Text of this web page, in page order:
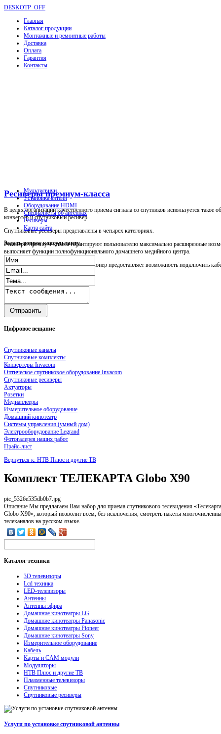
DESKOTP_OFF
Главная
Каталог продукции
Монтажные и ремонтные работы
Доставка
Оплата
Гарантия
Контакты
Ресиверы премиум-класса
В целях организации качественного приема сигнала со спутников используется такое
конвертер и спутниковый ресивер.
Спутниковые ресиверы представлены в четырех категориях.
Ресиверы премиум-класса гарантируют пользователю максимально расширенные
выполняет функции полнофункционального домашнего медийного центра.
Прежде всего, следует сказать, что тюнер предоставляет возможность подключить
Мультисвичи
Установка антенн
Оборудование HDMI
Специалисты об антеннах
Ресиверы
Карта сайта
Задатьвопрос консультанту
Цифровое вещание
Спутниковые каналы
Спутниковые комплекты
Конвертеры Invacom
Оптическое спутниковое оборудование Invacom
Спутниковые ресиверы
Актуаторы
Розетки
Медиаплееры
Измерительное оборудование
Домашний кинотеатр
Системы управления (умный дом)
Электрооборудование Legrand
Фотогалерея наших работ
Прайс-лист
Вернуться к: НТВ Плюс и другие ТВ
Комплект ТЕЛЕКАРТА Globo X90
pic_5326e535db0b7.jpg
Описание Мы предлагаем Вам набор для приема спутникового телевидения «Телекарта
Globo X90», который позволит всем, без исключения, смотреть пакеты
телеканалов на русском языке.
Каталогтехники
3D телевизоры
Lcd техника
LED-телевизоры
Антенны
Антенны эфира
Домашние кинотеатры LG
Домашние кинотеатры Panasonic
Домашние кинотеатры Pioneer
Домашние кинотеатры Sony
Измерительное оборудование
Кабель
Карты и CAM модули
Модуляторы
НТВ Плюс и другие ТВ
Плазменные телевизоры
Спутниковые
Спутниковые ресиверы
Услуги по установке спутниковой антенны